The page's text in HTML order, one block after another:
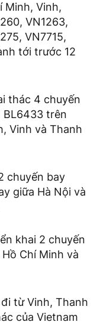
Minh, Vinh,
VN1263,
VN7715,
tới trước 12
thác 4 chuyến
BL6433 trên
Vinh và Thanh
chuyến bay
giữa Hà Nội và
khai 2 chuyến
Chí Minh và
từ Vinh, Thanh
của Vietnam